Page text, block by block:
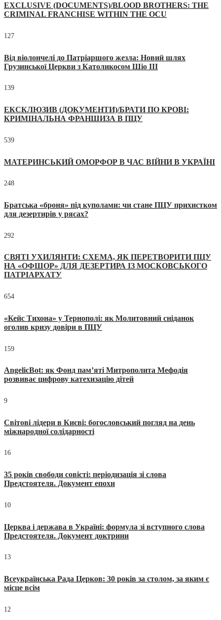
EXCLUSIVE (DOCUMENTS)/BLOOD BROTHERS: THE
CRIMINAL FRANCHISE WITHIN THE OCU
127
Від віолончелі до Патріаршого жезла: Новий шлях
Грузинської Церкви з Католикосом Шіо III
139
ЕКСКЛЮЗИВ (ДОКУМЕНТИ)/БРАТИ ПО КРОВІ:
КРИМІНАЛЬНА ФРАНШИЗА В ПЦУ
539
МАТЕРИНСЬКИЙ ОМОРФОР В ЧАС ВІЙНИ В УКРАЇНІ
248
Братська «броня» під куполами: чи стане ПЦУ прихистком
для дезертирів у рясах?
292
СВЯТІ УХИЛЯНТИ: СХЕМА, ЯК ПЕРЕТВОРИТИ ПЦУ
НА «ОФШОР» ДЛЯ ДЕЗЕРТИРА ІЗ МОСКОВСЬКОГО
ПАТРІАРХАТУ
654
«Кейс Тихона» у Тернополі: як Молитовний сніданок
оголив кризу довіри в ПЦУ
159
AngelicBot: як Фонд пам’яті Митрополита Мефодія
розвиває цифрову катехизацію дітей
9
Світові лідери в Києві: богословський погляд на день
міжнародної солідарності
16
35 років свободи совісті: періодизація зі слова
Предстоятеля. Документ епохи
10
Церква і держава в Україні: формула зі вступного слова
Предстоятеля. Документ доктрини
13
Всеукраїнська Рада Церков: 30 років за столом, за яким є
місце всім
12